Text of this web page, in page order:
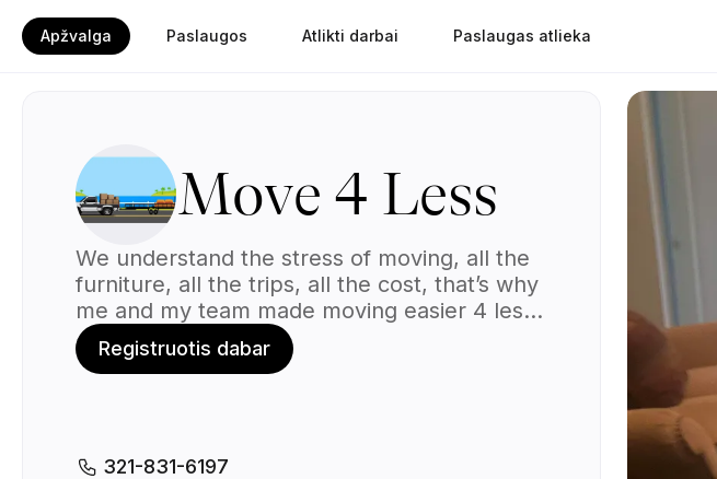
Apžvalga Paslaugos Atlikti darbai Paslaugas atlieka
Move 4 Less
We understand the stress of moving, all the
furniture, all the trips, all the cost, that’s why
me and my team made moving easier 4 less
than all of our competitors. Book with us for
the best moving experience.
Registruotis dabar
321-831-6197